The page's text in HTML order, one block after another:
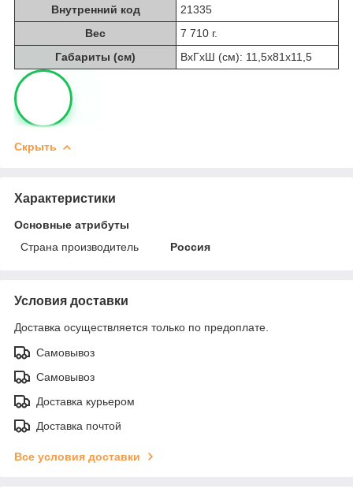
Внутренний код
21335
Вес
7 710 г.
Габариты (см)
ВхГхШ (см): 11,5х81х11,5
Скрыть
Характеристики
Основные атрибуты
Страна производитель
Россия
Условия доставки
Доставка осуществляется только по предоплате.
Самовывоз
Самовывоз
Доставка курьером
Доставка почтой
Все условия доставки